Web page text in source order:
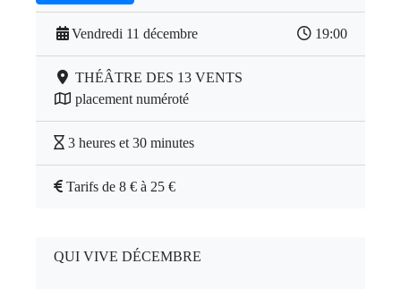
Vendredi 11 décembre 19:00
THÉÂTRE DES 13 VENTS
placement numéroté
3 heures et 30 minutes
Tarifs de 8 € à 25 €
QUI VIVE DÉCEMBRE